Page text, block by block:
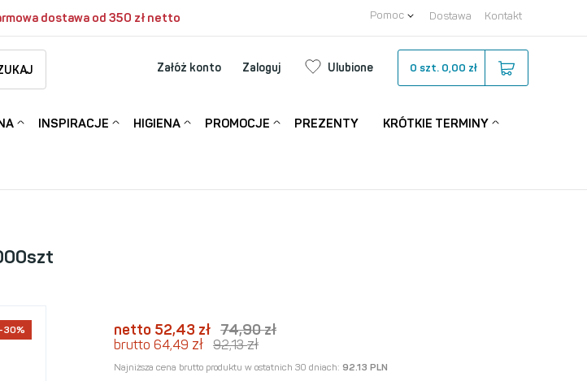
dostawa od 350 zł netto Pomoc Dostawa Kontakt
Załóż konto Zaloguj Ulubione 0 szt. 0,00 zł
INSPIRACJE HIGIENA PROMOCJE PREZENTY KRÓTKIE TERMINY
-30% netto 52,43 zł 74,90zł
brutto 64,49 zł 92,13zł
Najniższa cena brutto produktu w ostatnich 30 dniach:92.13 PLN